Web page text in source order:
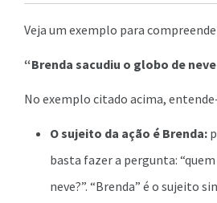
Veja um exemplo para
“Brenda sacudiu o globo de
No exemplo citado acima,
O sujeito da ação é Brenda:
basta fazer a pergunta:
neve?”. “Brenda” é o sujeito